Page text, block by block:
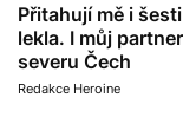
Přitahují mě i
lekla. I můj
severu Čech
Redakce Heroine